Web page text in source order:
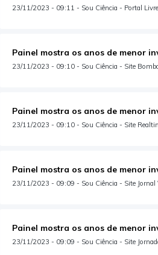
23/11/2023 - 09:11 - Sou Ciência - Portal
Painel mostra os anos de menor
23/11/2023 - 09:10 - Sou Ciência - Site
Painel mostra os anos de menor
23/11/2023 - 09:10 - Sou Ciência - Site
Painel mostra os anos de menor
23/11/2023 - 09:09 - Sou Ciência - Site Jornal
Painel mostra os anos de menor
23/11/2023 - 09:09 - Sou Ciência - Site